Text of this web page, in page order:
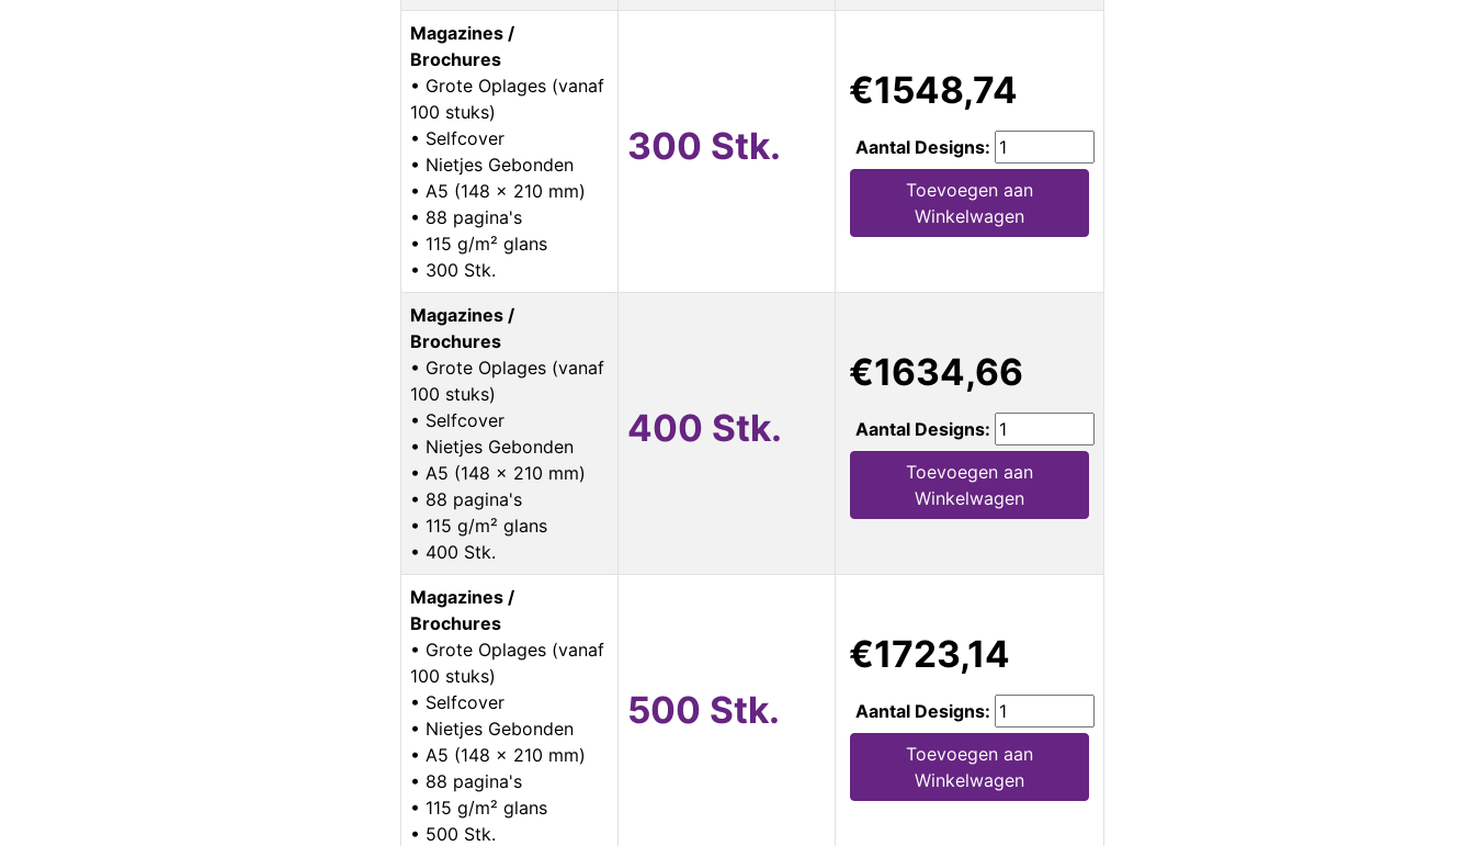
Magazines /
Brochures
• Grote Oplages (vanaf
100 stuks)
• Selfcover
• Nietjes Gebonden
• A5 (148 x 210 mm)
• 88 pagina's
• 115 g/m² glans
• 300 Stk.
300 Stk.
€1548,74
Aantal Designs:
Toevoegen aan
Winkelwagen
Magazines /
Brochures
• Grote Oplages (vanaf
100 stuks)
• Selfcover
• Nietjes Gebonden
• A5 (148 x 210 mm)
• 88 pagina's
• 115 g/m² glans
• 400 Stk.
400 Stk.
€1634,66
Aantal Designs:
Toevoegen aan
Winkelwagen
Magazines /
Brochures
• Grote Oplages (vanaf
100 stuks)
• Selfcover
• Nietjes Gebonden
• A5 (148 x 210 mm)
• 88 pagina's
• 115 g/m² glans
• 500 Stk.
500 Stk.
€1723,14
Aantal Designs:
Toevoegen aan
Winkelwagen